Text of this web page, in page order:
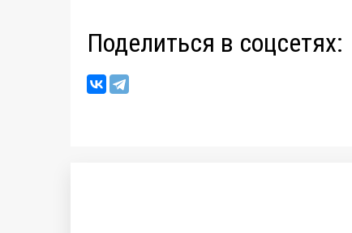
Поделиться в соцсетях: